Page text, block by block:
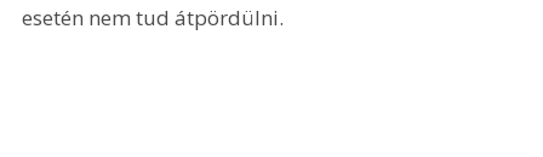
esetén nem tud átpördülni.